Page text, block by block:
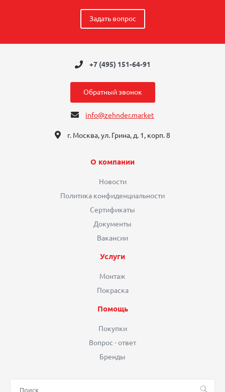
Задать вопрос
+7 (495) 151-64-91
Обратный звонок
info@zehnder.market
г. Москва, ул. Грина, д. 1, корп. 8
О компании
Новости
Политика конфиденциальности
Сертификаты
Документы
Вакансии
Услуги
Монтаж
Покраска
Помощь
Покупки
Вопрос - ответ
Бренды